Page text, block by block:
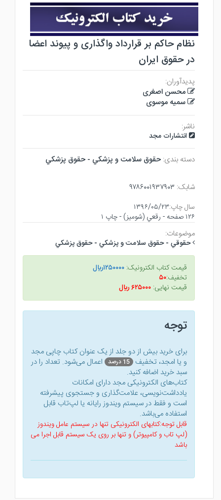
نظام حاکم بر قرارداد واگذاری و پیوند اعضا
در حقوق ایران
پدیدآوران:
محسن اصغری
سمیه موسوی
ناشر:
انتشارات مجد
دسته بندی: حقوق سلامت و پزشكي - حقوق پزشكي
شابک: ۹۷۸۶۰۰۱۹۳۷۹۰۳
سال چاپ:۱۳۹۶/۰۵/۲۳
۱۲۶ صفحه - رقعي (شوميز) - چاپ ۱
موضوعات:
حقوقي - حقوق سلامت و پزشكي - حقوق پزشكي
قیمت کتاب الکترونیک: ۱۲۵۰۰۰۰ريال
تخفیف:۵۰
قیمت نهایی: ۶۲۵۰۰۰ ريال
توجه
برای خرید بیش از دو جلد از یک عنوان کتاب‌ چاپی مجد
و یا امجد، تخفیف 15 درصد
اعمال می‌شود. تعداد را در
سبد خرید اضافه کنید.
کتاب‌های الکترونیکی مجد دارای امکانات
یادداشت‌نویسی، علامت‌گذاری و جستجوی پیشرفته
است و فقط در سیستم ویندوز رایانه یا لپ‌تاب قابل
استفاده می‌باشد.
قابل توجه:کتابهای الکترونیکی تنها در سیستم عامل ویندوز
(لپ تاب و کامپیوتر) و تنها بر روی یک سیستم قابل اجرا می
باشد